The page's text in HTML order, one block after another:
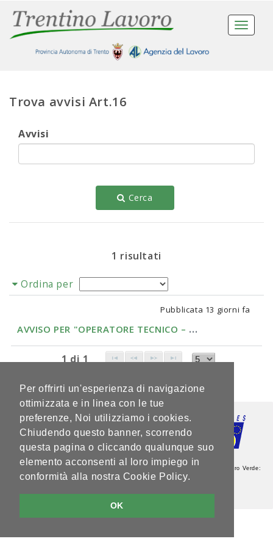
Per offrirti un'esperienza di navigazione
ottimizzata e in linea con le tue
preferenze, Noi utilizziamo i cookies.
Chiudendo questo banner, scorrendo
questa pagina o cliccando qualunque suo
elemento acconsenti al loro impiego in
conformità alla nostra Cookie Policy.
OK
Toggle
Trova avvisi Art.16
Avvisi
Cerca
1 risultati
Ordina per
Pubblicata 13 giorni fa
A
VVISO PER "OPERATORE TECNICO – CAT. B – LIVELL...
1 di 1
Agenzia del Lavoro - Sede Centrale - Via Guardini, 75 - 38121 Trento - Numero Verde:
800.264760 - Partita IVA: 00337460224